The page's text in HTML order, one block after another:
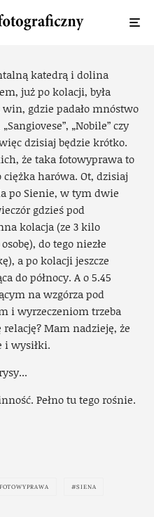
2013 · 3 widok
katedrą i dolina
już po kolacji, była
gdzie padało mnóstwo
„Nobile” czy
więc dzisiaj będzie krótko.
że taka fotowyprawa to
harówa. Ot, dzisiaj
po Sienie, w tym dwie
gdzieś pod
kolacja (ze 3 kilo
do tego niezłe
a po kolacji jeszcze
do północy. A o 5.45
na wzgórza pod
i wyrzeczeniom trzeba
relację? Mam nadzieję, że
i wysiłki.
Pełno tu tego rośnie.
FOTOWYPRAWA SIENA